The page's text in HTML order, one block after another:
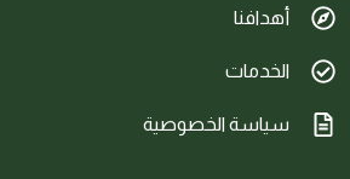
أهدافنا
الخدمات
سياسة الخصوصية